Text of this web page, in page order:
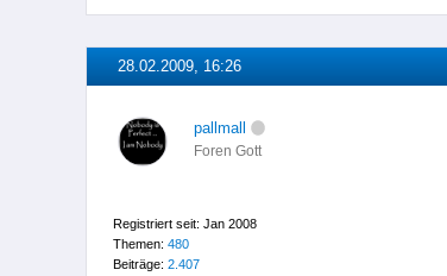
28.02.2009, 16:26
pallmall
Foren Gott
Registriert seit: Jan 2008
Themen: 480
Beiträge: 2.407